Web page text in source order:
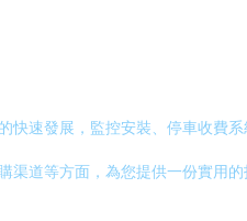
快速發展，監控安裝、停車收費
渠道等方面，為您提供一份實用的